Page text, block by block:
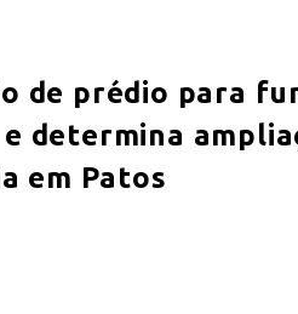
de prédio para
determina
em Patos